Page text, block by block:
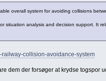
overall system for avoiding collisions
situation analysis and decision support.
railway-collision-avoidance-system
dem der forsøger at krydse togspor